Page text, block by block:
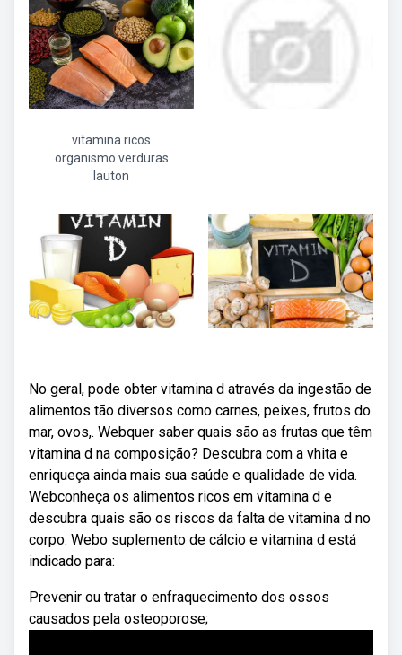
vitamina ricos
organismo verduras
lauton
No geral, pode obter vitamina d através da ingestão de
alimentos tão diversos como carnes, peixes, frutos do
mar, ovos,. Webquer saber quais são as frutas que têm
vitamina d na composição? Descubra com a vhita e
enriqueça ainda mais sua saúde e qualidade de vida.
Webconheça os alimentos ricos em vitamina d e
descubra quais são os riscos da falta de vitamina d no
corpo. Webo suplemento de cálcio e vitamina d está
indicado para:
Prevenir ou tratar o enfraquecimento dos ossos
causados pela osteoporose;